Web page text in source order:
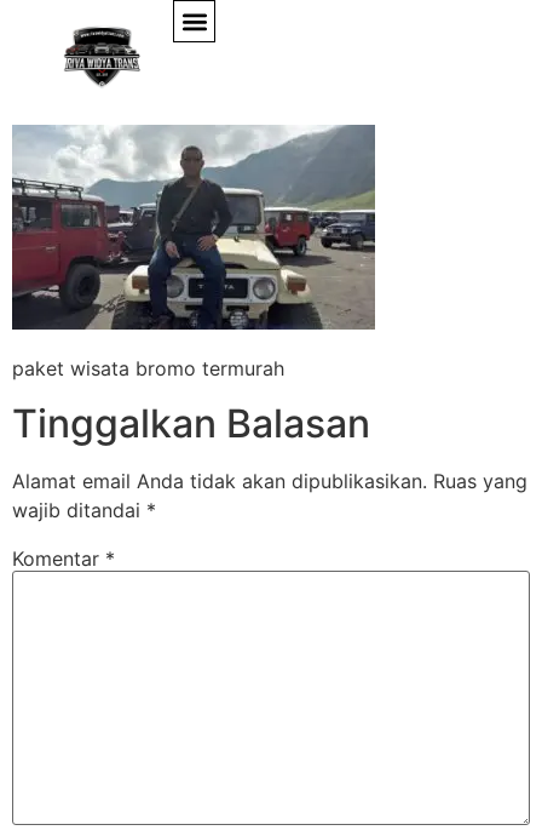
paket wisata bromo
paket wisata bromo termurah
Tinggalkan Balasan
Alamat email Anda tidak akan dipublikasikan. Ruas yang
wajib ditandai *
Komentar *